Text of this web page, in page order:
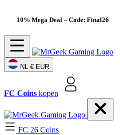
10% Mega Deal – Code: Final26
NL € EUR
FC Coins kopen
FC 26 Coins